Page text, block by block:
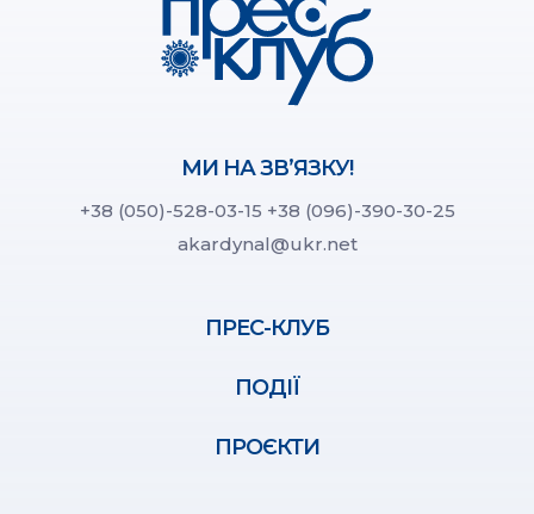
МИ НА ЗВ’ЯЗКУ!
+38 (050)-528-03-15 +38 (096)-390-30-25
akardynal@ukr.net
ПРЕС-КЛУБ
ПОДІЇ
ПРОЄКТИ